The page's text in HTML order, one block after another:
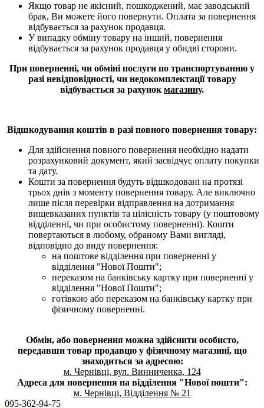
Якщо товар не якісний, пошкоджений, має заводський
брак, Ви можете його повернути. Оплата за повернення
відбувається за рахунок продавця.
У випадку обміну товару на інший, повернення
відбувається за рахунок продавця у обидві сторони.
При поверненні, чи обміні послуги по транспортуванню у
разі невідповідності, чи недокомплектації товару
відбувається за рахунокмагазину.
Відшкодування коштів в разі повного повернення товару:
Для здійснення повного повернення необхідно надати
розрахунковий документ, який засвідчує оплату покупки
та дату.
Кошти за повернення будуть відшкодовані на протязі
трьох днів з моменту повернення товару. Але виключно
лише після перевірки відправлення на дотримання
вищевказаних пунктів та цілісність товару (у поштовому
відділенні, чи при особистому поверненні). Кошти
повертаються в любому, обраному Вами вигляді,
відповідно до виду повернення:
на поштове відділення при поверненні у
відділення "Нової Пошти";
переказом на банківську картку при поверненні у
відділення "Нової Пошти";
готівкою або переказом на банківську картку при
фізичному поверненні.
Обмін, або повернення можна здійснити особисто,
передавши товар продавцю у фізичному магазині, що
знаходиться за адресою:
м. Чернівці, вул. Винниченка, 124
Адреса для повернення на відділення "Нової пошти":
м. Чернівці, Відділення № 21
095-362-94-75